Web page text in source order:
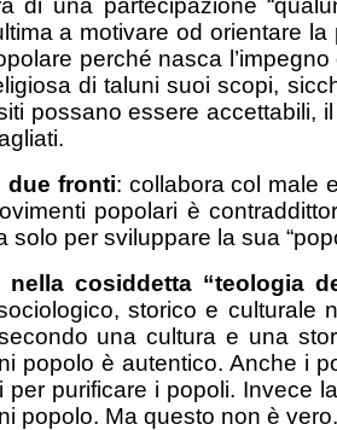
di una partecipazione
a motivare od orientare
perché nasca
di taluni suoi scopi,
possano essere accettabili,
due fronti: collabora col male
popolari è
per sviluppare la sua
cosiddetta “teologia
storico e
una cultura e una
popolo è autentico. Anche i
purificare i popoli. Invece
popolo. Ma questo non è vero.